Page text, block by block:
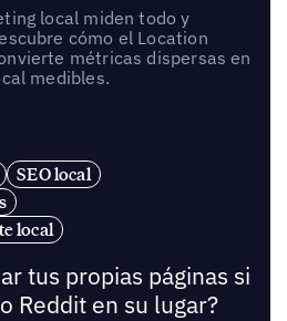
local miden todo y
cómo el Location
métricas dispersas en
medibles.
SEO local
local
tus propias páginas si
Reddit en su lugar?